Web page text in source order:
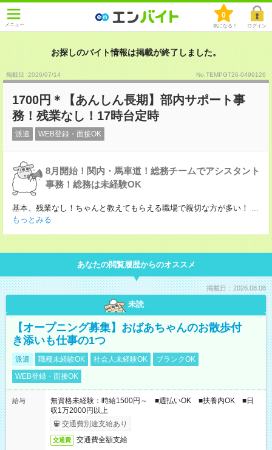
メニュー
0
気になる！ ログイン
お探しのバイト情報は掲載が終了しました。
掲載日 :2026/07/14 No.TEMPGT26-0499126
1700円＊【あんしん長期】部内サポート事
務！残業なし！17時台定時
派遣 WEB登録・面接OK
8月開始！関内・馬車道！総務チームでアシスタント
事務！総務は未経験OK
基本、残業なし！ちゃんと教えてもらえる職場で親切な方が多い！
...
もっとみる
あなたの閲覧履歴からのオススメ
掲載日：2026.08.08
未読
【オープニング募集】おばあちゃんのお散歩付
き添いも仕事の1つ
派遣 職種未経験OK 社会人未経験OK
ブランクOK
WEB登録・面接OK
給与
無資格未経験：時給1500円～ ■週払いOK ■扶養内OK ■日
収1万2000円以上
交通費別途支給あり
交通費 交通費全額支給